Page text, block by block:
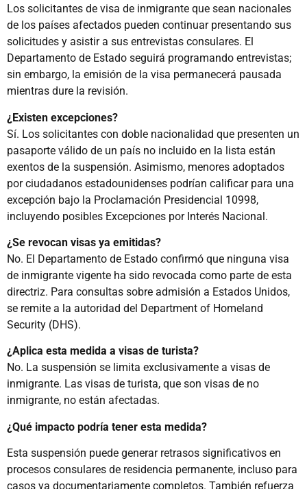
Los solicitantes de visa de inmigrante que sean nacionales
de los países afectados pueden continuar presentando sus
solicitudes y asistir a sus entrevistas consulares. El
Departamento de Estado seguirá programando entrevistas;
sin embargo, la emisión de la visa permanecerá pausada
mientras dure la revisión.
¿Existen excepciones?
Sí. Los solicitantes con doble nacionalidad que presenten un
pasaporte válido de un país no incluido en la lista están
exentos de la suspensión. Asimismo, menores adoptados
por ciudadanos estadounidenses podrían calificar para una
excepción bajo la Proclamación Presidencial 10998,
incluyendo posibles Excepciones por Interés Nacional.
¿Se revocan visas ya emitidas?
No. El Departamento de Estado confirmó que ninguna visa
de inmigrante vigente ha sido revocada como parte de esta
directriz. Para consultas sobre admisión a Estados Unidos,
se remite a la autoridad del Department of Homeland
Security (DHS).
¿Aplica esta medida a visas de turista?
No. La suspensión se limita exclusivamente a visas de
inmigrante. Las visas de turista, que son visas de no
inmigrante, no están afectadas.
¿Qué impacto podría tener esta medida?
Esta suspensión puede generar retrasos significativos en
procesos consulares de residencia permanente, incluso para
casos ya documentariamente completos. También refuerza